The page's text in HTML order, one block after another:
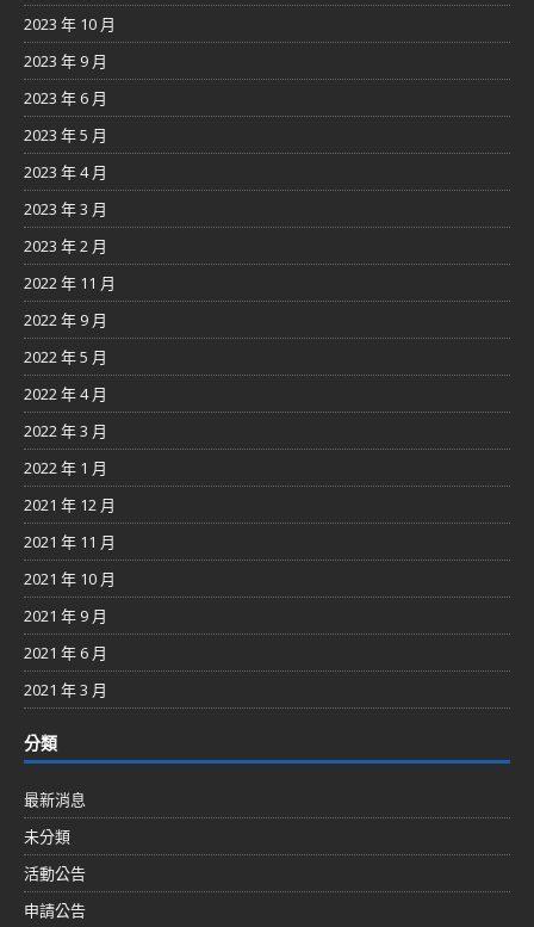
2023 年 10 月
2023 年 9 月
2023 年 6 月
2023 年 5 月
2023 年 4 月
2023 年 3 月
2023 年 2 月
2022 年 11 月
2022 年 9 月
2022 年 5 月
2022 年 4 月
2022 年 3 月
2022 年 1 月
2021 年 12 月
2021 年 11 月
2021 年 10 月
2021 年 9 月
2021 年 6 月
2021 年 3 月
分類
最新消息
未分類
活動公告
申請公告